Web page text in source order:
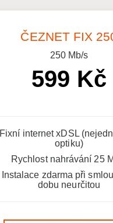
ČEZNET FIX
250Mb/s
599 Kč
Fixní internet xDSL
optiku)
Rychlost nahrávání 25
Instalace zdarma při
dobu neurčitou